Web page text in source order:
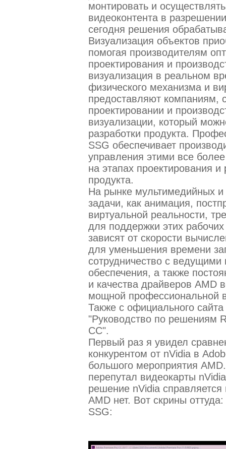
монтировать и
видеоконтента в
сегодня решения
Визуализация объектов
помогая производителям
проектирования и
визуализация в реальном
физического механизма и
предоставляют компаниям,
проектировании и
визуализации, который
разработки продукта.
SSG обеспечивает
управления этими все
на этапах проектирования
продукта.
На рынке мультимедийных и
задачи, как анимация,
виртуальной реальности,
для поддержки этих
зависят от скорости
для уменьшения времени
сотрудничество с
обеспечения, а также
и качества драйверов AMD
мощной профессиональной
Также с официального
"Руководство по решениям
CC".
Первый раз я увидел
конкурентом от nVidia в
большого мероприятия
перепутал видеокарты
решение nVidia
AMD нет. Вот скрины
SSG: